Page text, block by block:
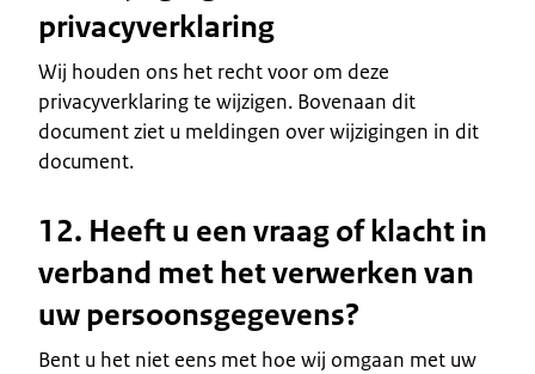
privacyverklaring
Wij houden ons het recht voor om deze
privacyverklaring te wijzigen. Bovenaan dit
document ziet u meldingen over wijzigingen in dit
document.
12. Heeft u een vraag of klacht in
verband met het verwerken van
uw persoonsgegevens?
Bent u het niet eens met hoe wij omgaan met uw